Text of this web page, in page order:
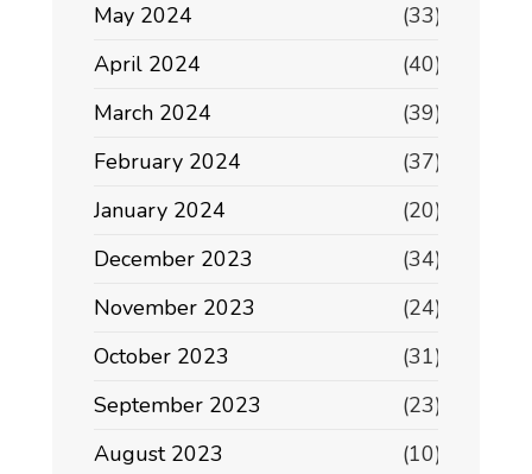
May 2024
(33)
April 2024
(40)
March 2024
(39)
February 2024
(37)
January 2024
(20)
December 2023
(34)
November 2023
(24)
October 2023
(31)
September 2023
(23)
August 2023
(10)